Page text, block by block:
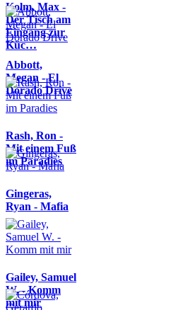
Kolm, Max -
Der Tisch am
Eingang zur
Küc…
Abbott,
Megan - El
Dorado Drive
Rash, Ron -
Mit einem Fuß
im Paradies
Gingeras,
Ryan - Mafia
Gailey, Samuel
W. - Komm
mit mir